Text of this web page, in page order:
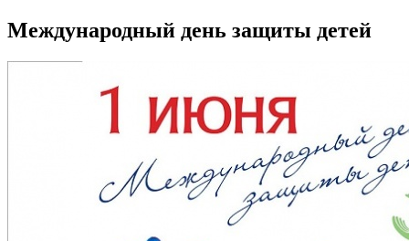
Международный день защиты детей